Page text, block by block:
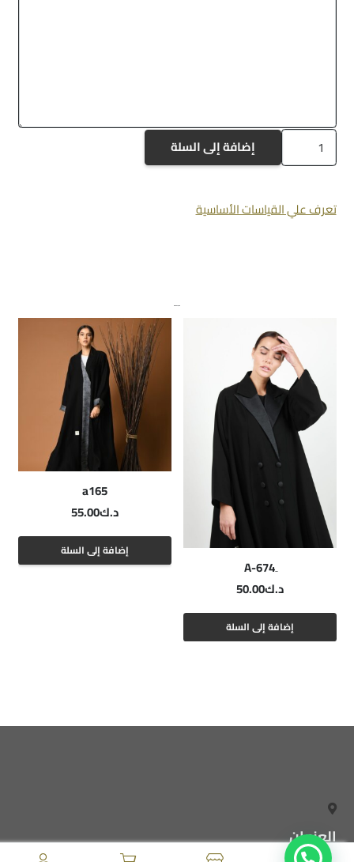
كمية
a615
إضافة إلى السلة
تعرف علي القياسات الأساسية
منتجات ذات صلة
د.ك50.00
إضافة إلى السلة
a165
د.ك55.00
إضافة إلى السلة
العنوان